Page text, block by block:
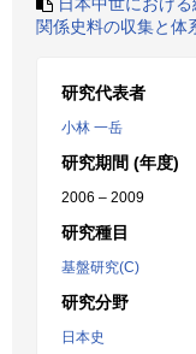
関係史料の収集と体
研究代表者
小林 一岳
研究期間 (年度)
2006 – 2009
研究種目
基盤研究(C)
研究分野
日本史